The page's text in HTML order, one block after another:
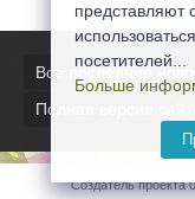
Все последние
Полная версия сайта
Создатель проекта
представляют
посетителей...
Больше